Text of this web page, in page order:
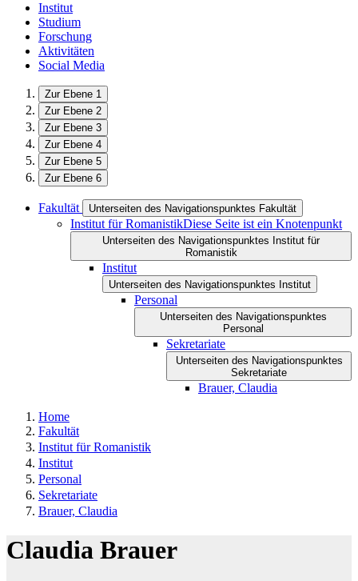
Institut
Studium
Forschung
Aktivitäten
Social Media
Zur Ebene 1
Zur Ebene 2
Zur Ebene 3
Zur Ebene 4
Zur Ebene 5
Zur Ebene 6
Fakultät Unterseiten des Navigationspunktes Fakultät
Institut für RomanistikDiese Seite ist ein Knotenpunkt
Unterseiten des Navigationspunktes Institut für
Romanistik
Institut
Unterseiten des Navigationspunktes Institut
Personal
Unterseiten des Navigationspunktes
Personal
Sekretariate
Unterseiten des Navigationspunktes
Sekretariate
Brauer, Claudia
Home
Fakultät
Institut für Romanistik
Institut
Personal
Sekretariate
Brauer, Claudia
Claudia Brauer